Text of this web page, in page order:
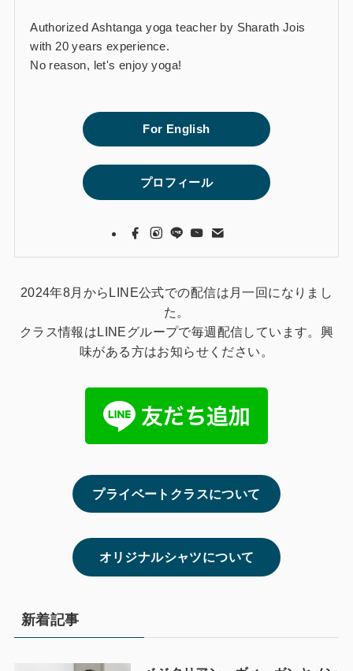
Authorized Ashtanga yoga teacher by Sharath Jois
with 20 years experience.
No reason, let's enjoy yoga!
For English
プロフィール
2024年8月からLINE公式での配信は月一回になりまし
た。
クラス情報はLINEグループで毎週配信しています。興
味がある方はお知らせください。
プライベートクラスについて
オリジナルシャツについて
新着記事